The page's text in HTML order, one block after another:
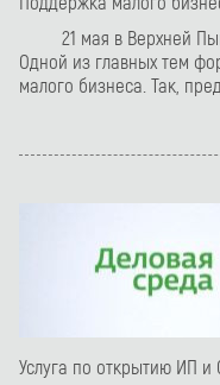
21 мая в Верхней
Одной из главных тем
малого бизнеса. Так,
Услуга по открытию ИП